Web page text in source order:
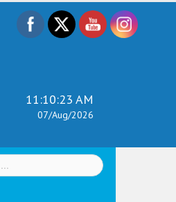
11:10:24 AM
07/Aug/2026